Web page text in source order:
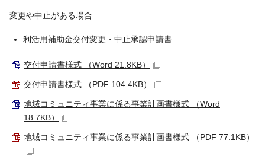
変更や中止がある場合
利活用補助金交付変更・中止承認申請書
交付申請書様式 （Word 21.8KB）
交付申請書様式 （PDF 104.4KB）
地域コミュニティ事業に係る事業計画書様式 （Word
18.7KB）
地域コミュニティ事業に係る事業計画書様式 （PDF 77.1KB）